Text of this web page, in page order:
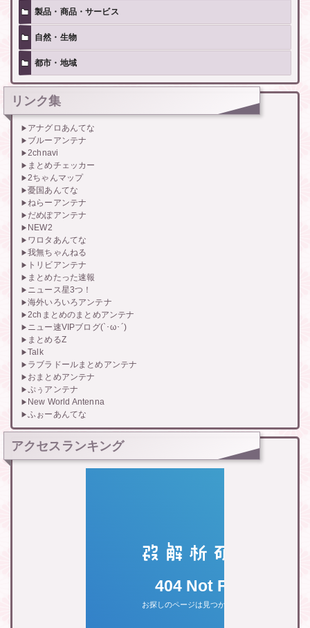
製品・商品・サービス
自然・生物
都市・地域
リンク集
アナグロあんてな
ブルーアンテナ
2chnavi
まとめチェッカー
2ちゃんマップ
憂国あんてな
ねらーアンテナ
だめぽアンテナ
NEW2
ワロタあんてな
我無ちゃんねる
トリビアンテナ
まとめたった速報
ニュース星3つ！
海外いろいろアンテナ
2chまとめのまとめアンテナ
ニュー速VIPブログ(`･ω･´)
まとめるZ
Talk
ラブラドールまとめアンテナ
おまとめアンテナ
ぷぅアンテナ
New World Antenna
ふぉーあんてな
アクセスランキング